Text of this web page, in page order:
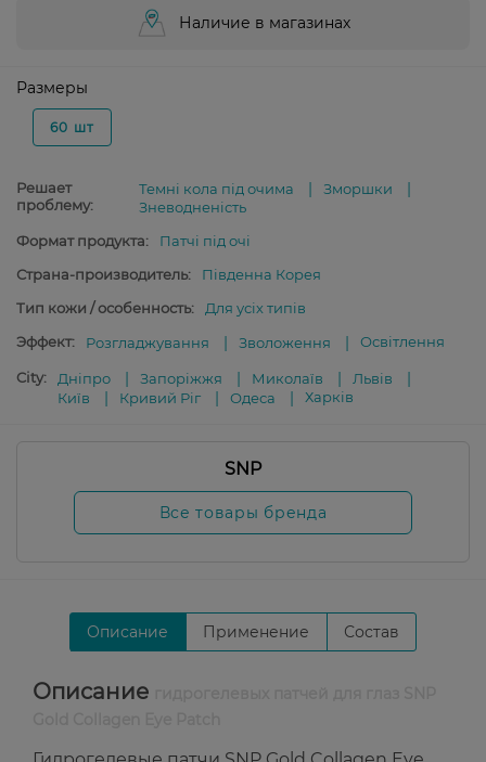
Наличие в магазинах
Размеры
60 шт
Решает
проблему:
Темні кола під очима
Зморшки
Зневодненість
Формат продукта:
Патчі під очі
Страна-производитель:
Південна Корея
Тип кожи / особенность:
Для усіх типів
Эффект:
Розгладжування Зволоження Освітлення
City: Дніпро Запоріжжя Миколаїв
Львів
Київ
Кривий Ріг Одеса Харків
SNP
Все товары бренда
Описание Применение Состав
Описание